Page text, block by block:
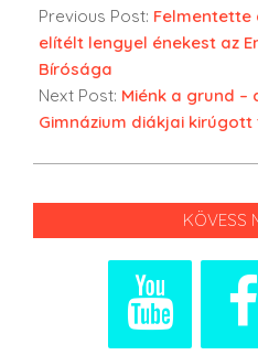
Previous Post: Felmentette
elítélt lengyel énekest az
Bírósága
Next Post: Miénk a grund –
Gimnázium diákjai
KÖVESS